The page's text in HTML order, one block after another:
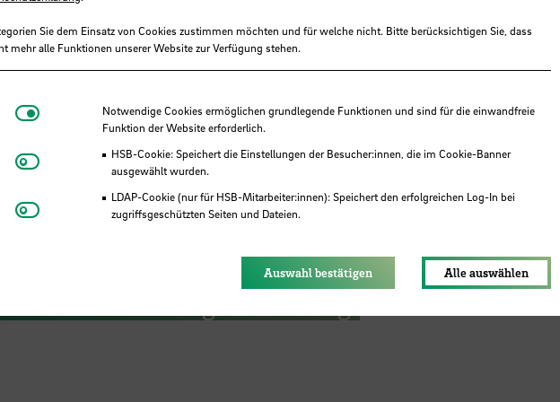
Stiftung ermöglicht 48 Studierenden
Bremen kostenlose
Sie dem Einsatz von Cookies zustimmen möchten und für welche nicht. Bitte berücksichtigen Sie, dass
mehr alle Funktionen unserer Website zur Verfügung stehen.
Notwendige CookiesNotwendige Cookies ermöglichen grundlegende Funktionen und sind für die einwandfreie
Funktion der Website erforderlich.
HSB-Cookie: Speichert die Einstellungen der Besucher:innen, die im Cookie-Banner
ausgewählt wurden.
LDAP-Cookie (nur für HSB-Mitarbeiter:innen): Speichert den erfolgreichen Log-In bei
zugriffsgeschützten Seiten und Dateien.
Matomo
Youtube
Auswahl bestätigen Alle auswählen